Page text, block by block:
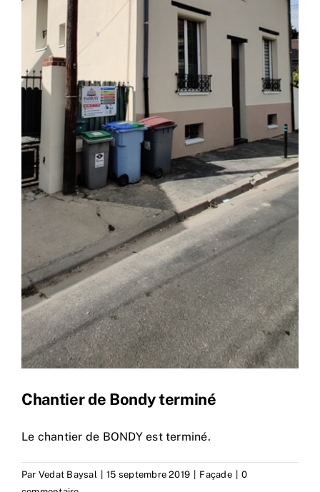
Chantier de Bondy terminé
Le chantier de BONDY est terminé.
Par Vedat Baysal 15 septembre 2019 Façade
0